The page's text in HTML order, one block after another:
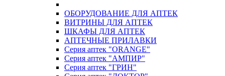
ОБОРУДОВАНИЕ ДЛЯ АПТЕК
ВИТРИНЫ ДЛЯ АПТЕК
ШКАФЫ ДЛЯ АПТЕК
АПТЕЧНЫЕ ПРИЛАВКИ
Серия аптек "ORANGE"
Серия аптек "АМПИР"
Серия аптек "ГРИН"